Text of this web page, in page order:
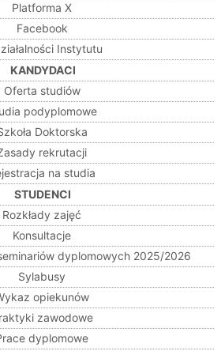
Platforma X
Facebook
Instytutu
KANDYDACI
Oferta studiów
podyplomowe
Doktorska
rekrutacji
na studia
STUDENCI
Rozkłady zajęć
Konsultacje
dyplomowych 2025/2026
Sylabusy
opiekunów
zawodowe
dyplomowe